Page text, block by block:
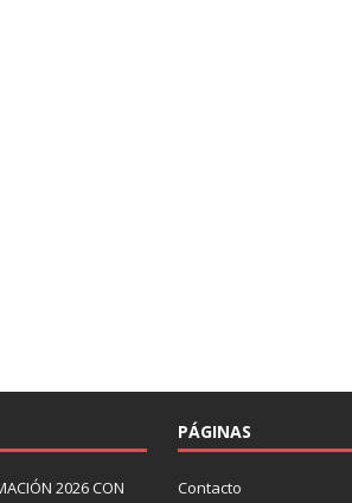
2026 CON
PÁGINAS
Contacto